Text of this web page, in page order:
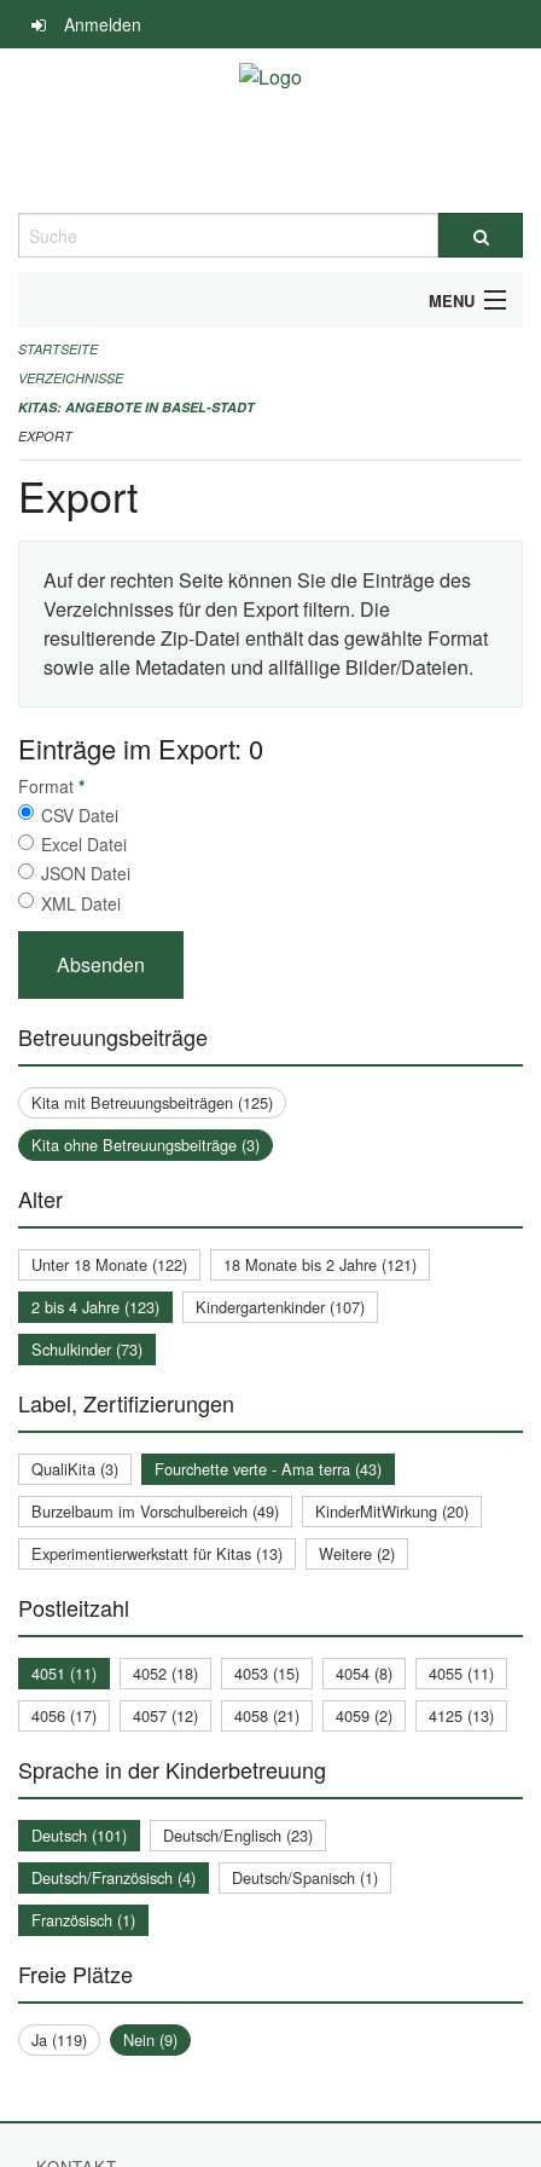
Navigation
überspringen
Anmelden
Suche
MENU
ALLGEMEINE INFORMATIONEN
IMPRESSUM
STARTSEITE
VERZEICHNISSE
KITAS: ANGEBOTE IN BASEL-STADT
EXPORT
Export
Auf der rechten Seite können Sie die Einträge des
Verzeichnisses für den Export filtern. Die
resultierende Zip-Datei enthält das gewählte Format
sowie alle Metadaten und allfällige Bilder/Dateien.
Einträge im Export: 0
Format *
CSV Datei
Excel Datei
JSON Datei
XML Datei
Betreuungsbeiträge
Kita mit Betreuungsbeiträgen (125)
Kita ohne Betreuungsbeiträge (3)
Alter
Unter 18 Monate (122)
18 Monate bis 2 Jahre (121)
2 bis 4 Jahre (123)
Kindergartenkinder (107)
Schulkinder (73)
Label, Zertifizierungen
QualiKita (3)
Fourchette verte - Ama terra (43)
Burzelbaum im Vorschulbereich (49)
KinderMitWirkung (20)
Experimentierwerkstatt für Kitas (13)
Weitere (2)
Postleitzahl
4051 (11) 4052 (18) 4053 (15) 4054 (8)
4055 (11)
4056 (17)
4057 (12) 4058 (21) 4059 (2) 4125 (13)
Sprache in der Kinderbetreuung
Deutsch (101)
Deutsch/Englisch (23)
Deutsch/Französisch (4)
Deutsch/Spanisch (1)
Französisch (1)
Freie Plätze
Ja (119) Nein (9)